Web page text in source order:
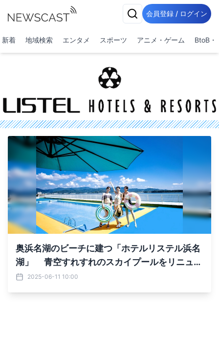
会員登録 / ログイン
新着 地域検索 エンタメ スポーツ アニメ・ゲーム BtoB・
奥浜名湖のビーチに建つ「ホテルリステル浜名
湖」 青空すれすれのスカイプールをリニュー
アル！ 6月28日より浜名湖最速でプール営業開
2025-06-11 10:00